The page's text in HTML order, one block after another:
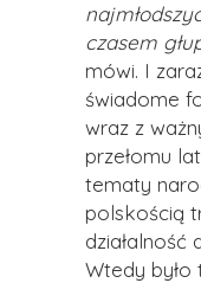
czasem
mówi. I
świadome
wraz z
przełomu
tematy
polskością
działalność
Wtedy było